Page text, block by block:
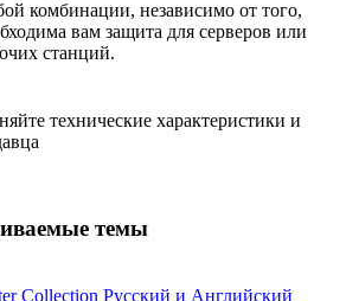
комбинации, независимо от того,
вам защита для серверов или
станций.
технические характеристики и
темы
Collection Русский и Английский